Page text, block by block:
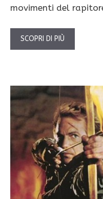
movimenti del
SCOPRI DI PIÙ